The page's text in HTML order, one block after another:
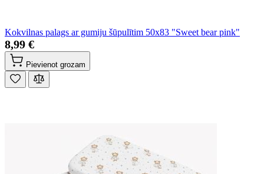
Kokvilnas palags ar gumiju šūpulītim 50x83 "Sweet bear pink"
8,99 €
Pievienot grozam